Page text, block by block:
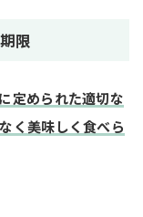
限
定められた適切な
く美味しく食べら